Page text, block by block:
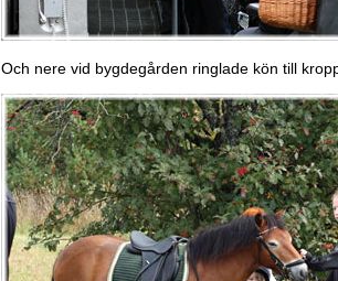
Och nere vid bygdegården ringlade kön till